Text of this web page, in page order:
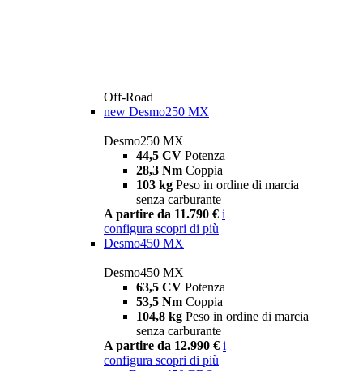
Off-Road
new Desmo250 MX
Desmo250 MX
44,5 CV Potenza
28,3 Nm Coppia
103 kg Peso in ordine di marcia
senza carburante
A partire da 11.790 € i
configura scopri di più
Desmo450 MX
Desmo450 MX
63,5 CV Potenza
53,5 Nm Coppia
104,8 kg Peso in ordine di marcia
senza carburante
A partire da 12.990 € i
configura scopri di più